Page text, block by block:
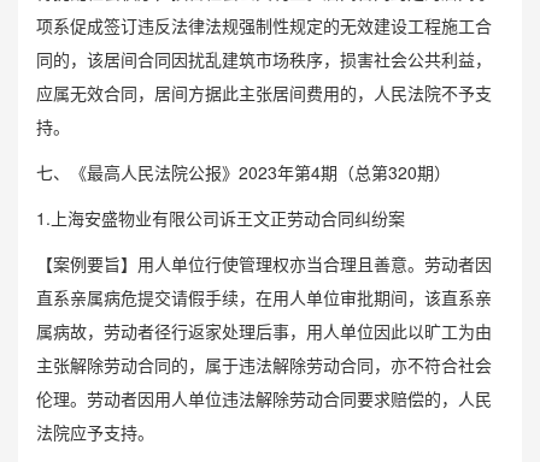
项系促成签订违反法律法规强制性规定的无效建设工程施工合
同的，该居间合同因扰乱建筑市场秩序，损害社会公共利益，
应属无效合同，居间方据此主张居间费用的，人民法院不予支
持。
七、《最高人民法院公报》2023年第4期（总第320期）
1.上海安盛物业有限公司诉王文正劳动合同纠纷案
【案例要旨】用人单位行使管理权亦当合理且善意。劳动者因
直系亲属病危提交请假手续，在用人单位审批期间，该直系亲
属病故，劳动者径行返家处理后事，用人单位因此以旷工为由
主张解除劳动合同的，属于违法解除劳动合同，亦不符合社会
伦理。劳动者因用人单位违法解除劳动合同要求赔偿的，人民
法院应予支持。